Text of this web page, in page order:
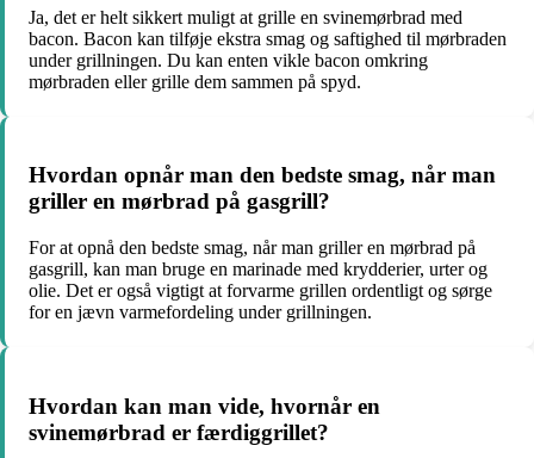
Ja, det er helt sikkert muligt at grille en svinemørbrad med
bacon. Bacon kan tilføje ekstra smag og saftighed til mørbraden
under grillningen. Du kan enten vikle bacon omkring
mørbraden eller grille dem sammen på spyd.
Hvordan opnår man den bedste smag, når man
griller en mørbrad på gasgrill?
For at opnå den bedste smag, når man griller en mørbrad på
gasgrill, kan man bruge en marinade med krydderier, urter og
olie. Det er også vigtigt at forvarme grillen ordentligt og sørge
for en jævn varmefordeling under grillningen.
Hvordan kan man vide, hvornår en
svinemørbrad er færdiggrillet?